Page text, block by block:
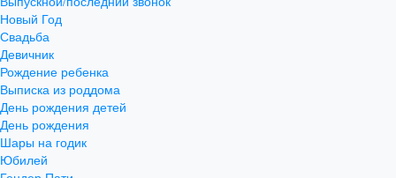
Новый Год
Свадьба
Девичник
Рождение ребенка
Выписка из роддома
День рождения детей
День рождения
Шары на годик
Юбилей